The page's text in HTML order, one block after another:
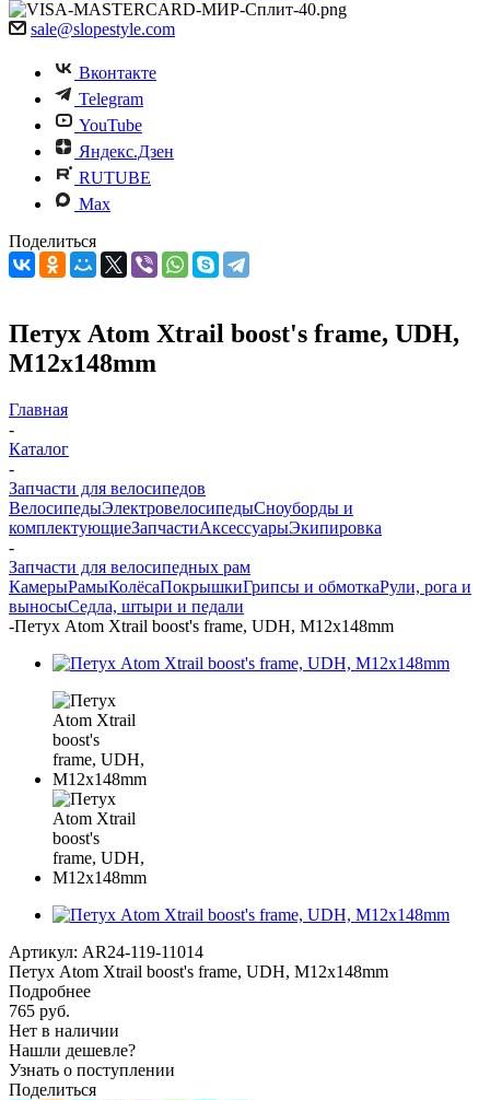
sale@slopestyle.com
Вконтакте
Telegram
YouTube
Яндекс.Дзен
RUTUBE
Max
Поделиться
Петух Atom Xtrail boost's frame, UDH,
M12x148mm
Главная
-
Каталог
-
Запчасти для велосипедов
ВелосипедыЭлектровелосипедыCноуборды и
комплектующиеЗапчастиАксессуарыЭкипировка
-
Запчасти для велосипедных рам
КамерыРамыКолёсаПокрышкиГрипсы и обмоткаРули, рога и
выносыСедла, штыри и педали
-Петух Atom Xtrail boost's frame, UDH, M12x148mm
Артикул: AR24-119-11014
Петух Atom Xtrail boost's frame, UDH, M12x148mm
Подробнее
765 руб.
Нет в наличии
Нашли дешевле?
Узнать о поступлении
Поделиться